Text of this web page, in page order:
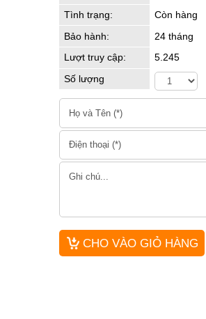
Tình trạng:
Còn hàng
Bảo hành:
24 tháng
Lượt truy cập:
5.245
Số lượng